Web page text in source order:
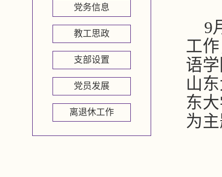
党务信息
教工思政
支部设置
党员发展
离退休工作
9
工
语
山
东
为